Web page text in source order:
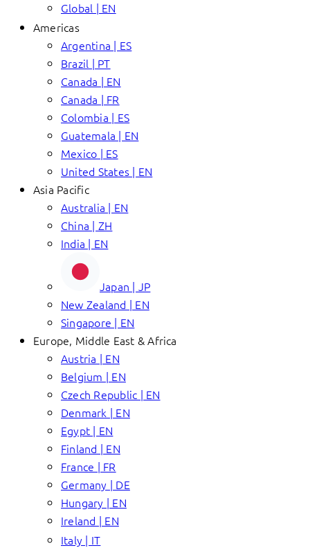
Global | EN
Americas
Argentina | ES
Brazil | PT
Canada | EN
Canada | FR
Colombia | ES
Guatemala | EN
Mexico | ES
United States | EN
Asia Pacific
Australia | EN
China | ZH
India | EN
Japan | JP
New Zealand | EN
Singapore | EN
Europe, Middle East & Africa
Austria | EN
Belgium | EN
Czech Republic | EN
Denmark | EN
Egypt | EN
Finland | EN
France | FR
Germany | DE
Hungary | EN
Ireland | EN
Italy | IT